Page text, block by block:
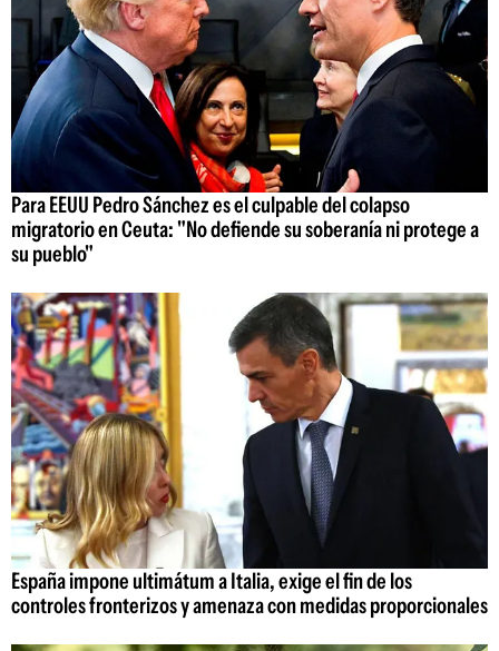
Para EEUU Pedro Sánchez es el culpable del colapso
migratorio en Ceuta: "No defiende su soberanía ni protege a
su pueblo"
España impone ultimátum a Italia, exige el fin de los
controles fronterizos y amenaza con medidas proporcionales